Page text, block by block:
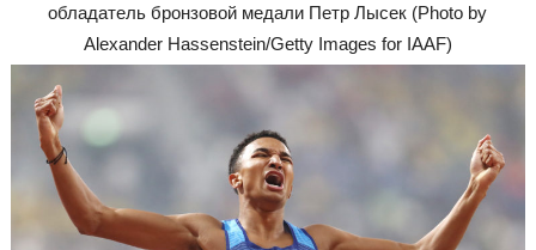
обладатель бронзовой медали Петр Лысек (Photo by
Alexander Hassenstein/Getty Images for IAAF)